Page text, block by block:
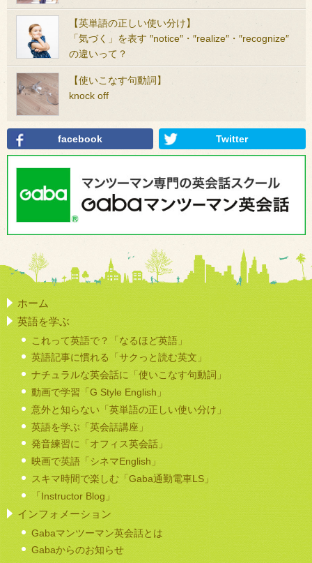
【英単語の正しい使い分け】
「気づく」を表す ″notice″・″realize″・″recognize″
の違いって？
【使いこなす句動詞】
knock off
facebook Twitter
ホーム
英語を学ぶ
これって英語で？「なるほど英語」
英語記事に慣れる「サクっと読む英文」
ナチュラルな英会話に「使いこなす句動詞」
動画で学習「G Style English」
意外と知らない「英単語の正しい使い分け」
英語を学ぶ「英会話講座」
発音練習に「オフィス英会話」
映画で英語「シネマEnglish」
スキマ時間で楽しむ「Gaba通勤電車LS」
「Instructor Blog」
インフォメーション
Gabaマンツーマン英会話とは
Gabaからのお知らせ